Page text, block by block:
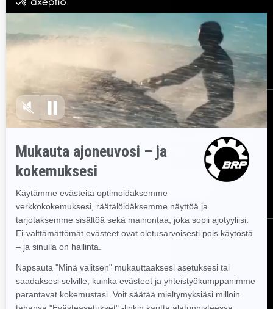
Tutustu Sea-Doohun
Tarvitsetko Apua?
Tule brp:n jälleenmyyjäksi
Takaisinkutsukampanjat
BRP Experiences
Tilaa uutiskirje
Saat tietää tuoreeltaan uusimmat uutiset,
tapahtumat ja tarjoukset.
Seuraa meitä